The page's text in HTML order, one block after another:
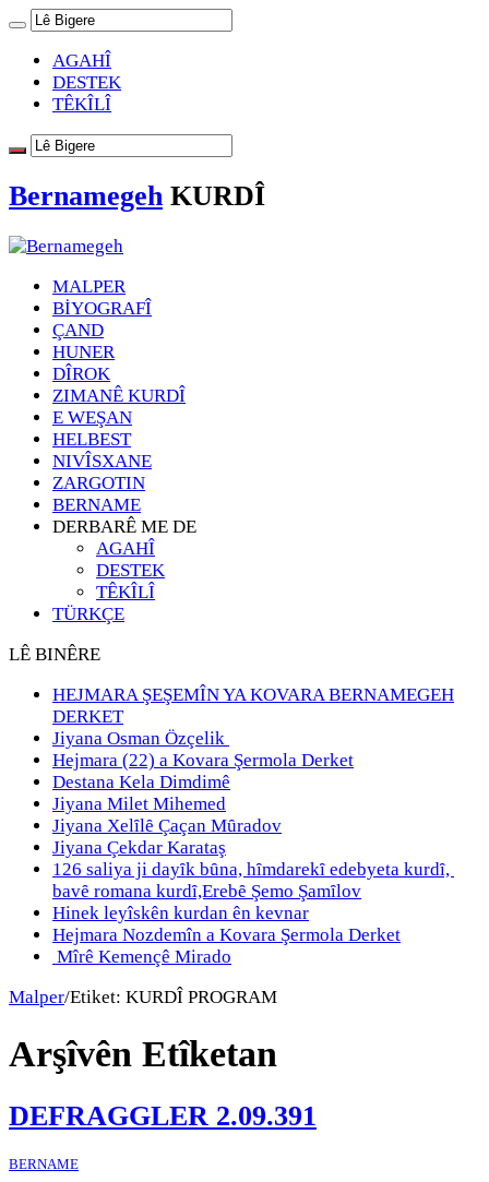
AGAHÎ
DESTEK
TÊKÎLÎ
Bernamegeh KURDÎ
MALPER
BİYOGRAFÎ
ÇAND
HUNER
DÎROK
ZIMANÊ KURDÎ
E WEŞAN
HELBEST
NIVÎSXANE
ZARGOTIN
BERNAME
DERBARÊ ME DE
AGAHÎ
DESTEK
TÊKÎLÎ
TÜRKÇE
LÊ BINÊRE
HEJMARA ŞEŞEMÎN YA KOVARA BERNAMEGEH
DERKET
Jiyana Osman Özçelik
Hejmara (22) a Kovara Şermola Derket
Destana Kela Dimdimê
Jiyana Milet Mihemed
Jiyana Xelȋlȇ Çaçan Mȗradov
Jiyana Çekdar Karataş
126 saliya ji dayȋk bȗna, hȋmdarekȋ edebyeta kurdȋ,
bavȇ romana kurdȋ,Erebȇ Şemo Şamȋlov
Hinek leyîskên kurdan ên kevnar
Hejmara Nozdemîn a Kovara Şermola Derket
Mîrê Kemençê Mirado
Malper/Etiket: KURDÎ PROGRAM
Arşîvên Etîketan
DEFRAGGLER 2.09.391
BERNAME